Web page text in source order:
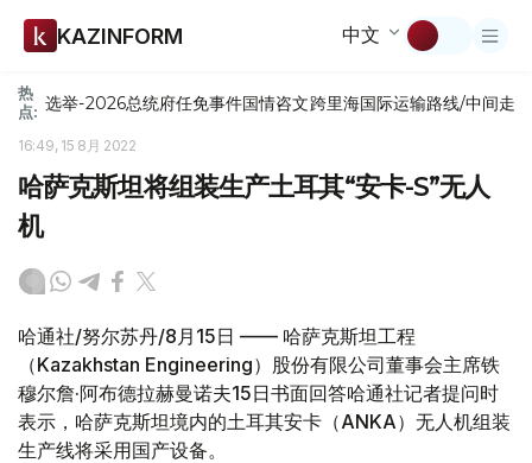
KAZINFORM 中文
热
点: 选举-2026总统府任免事件国情咨文跨里海国际运输路线/中间走廊
16:49, 15 8月 2022
哈萨克斯坦将组装生产土耳其“安卡-S”无人
机
哈通社/努尔苏丹/8月15日 —— 哈萨克斯坦工程
（Kazakhstan Engineering）股份有限公司董事会主席铁
穆尔詹·阿布德拉赫曼诺夫15日书面回答哈通社记者提问时
表示，哈萨克斯坦境内的土耳其安卡（ANKA）无人机组装
生产线将采用国产设备。